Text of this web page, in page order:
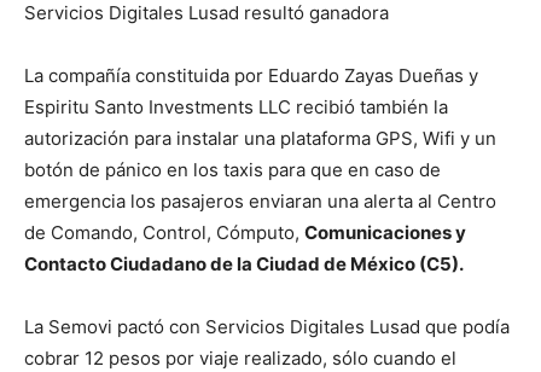
Servicios Digitales Lusad resultó ganadora
La compañía constituida por Eduardo Zayas Dueñas y
Espiritu Santo Investments LLC recibió también la
autorización para instalar una plataforma GPS, Wifi y un
botón de pánico en los taxis para que en caso de
emergencia los pasajeros enviaran una alerta al Centro
de Comando, Control, Cómputo, Comunicaciones y
Contacto Ciudadano de la Ciudad de México (C5).
La Semovi pactó con Servicios Digitales Lusad que podía
cobrar 12 pesos por viaje realizado, sólo cuando el